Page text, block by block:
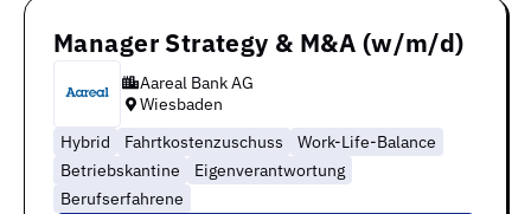
Manager Strategy & M&A (w/m/d)
Aareal Bank AG
Wiesbaden
Hybrid
Fahrtkostenzuschuss
Work-Life-Balance
Betriebskantine
Eigenverantwortung
Berufserfahrene